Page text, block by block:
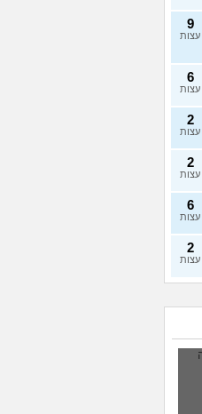
9
עצות
6
עצות
2
עצות
2
עצות
6
עצות
2
עצות